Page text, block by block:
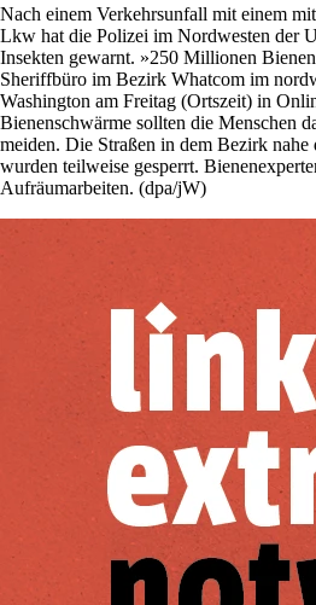
Nach einem Verkehrsunfall mit einem
Lkw hat die Polizei im Nordwesten der
Insekten gewarnt. »250 Millionen
Sheriffbüro im Bezirk Whatcom im
Washington am Freitag (Ortszeit) in
Bienenschwärme sollten die Menschen
meiden. Die Straßen in dem Bezirk nahe
wurden teilweise gesperrt.
Aufräumarbeiten. (dpa/jW)